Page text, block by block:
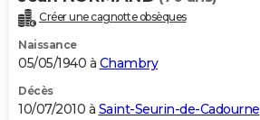
Créer une cagnotte obsèques
Naissance
05/05/1940 à Chambry
Décès
10/07/2010 à Saint-Seurin-de-Cadourne